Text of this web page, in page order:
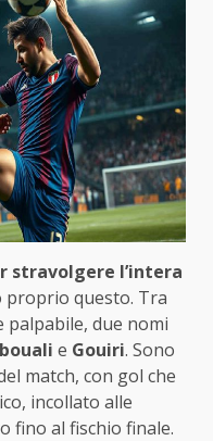
stravolgere l’intera
proprio questo. Tra
palpabile, due nomi
e Gouiri. Sono
match, con gol che
incollato alle
fino al fischio finale.